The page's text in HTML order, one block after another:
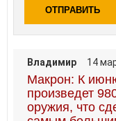
ОТПРАВИТЬ
Владимир 14
Макрон: К
произведет
оружия, что